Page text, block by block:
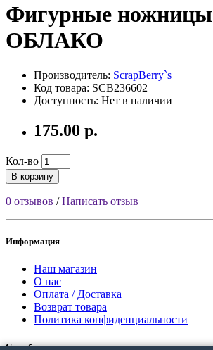
Фигурные ножницы
ОБЛАКО
Производитель: ScrapBerry`s
Код товара: SCB236602
Доступность: Нет в наличии
175.00 р.
Кол-во
В корзину
0 отзывов /Написать отзыв
Информация
Наш магазин
О нас
Оплата / Доставка
Возврат товара
Политика конфиденциальности
Служба поддержки